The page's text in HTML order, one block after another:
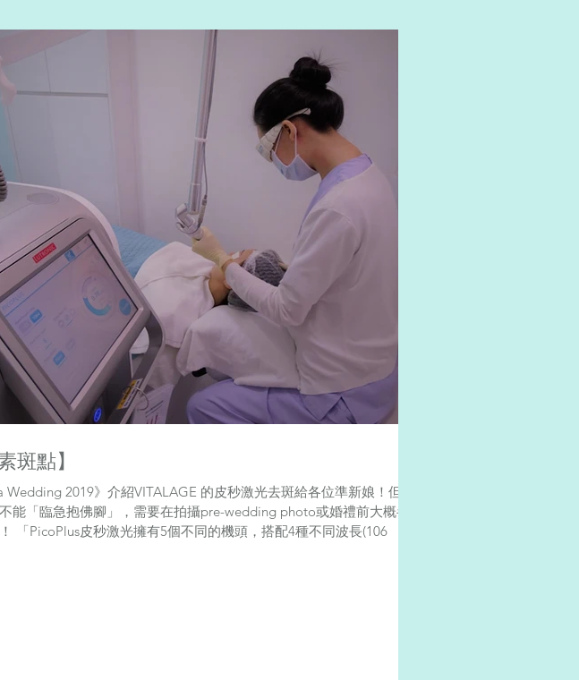
斑點】
Wedding 2019》介紹VITALAGE 的皮秒激光去斑給各位準新娘！但去
能「臨急抱佛腳」，需要在拍攝pre-wedding photo或婚禮前大概半
「PicoPlus皮秒激光擁有5個不同的機頭，搭配4種不同波長(106